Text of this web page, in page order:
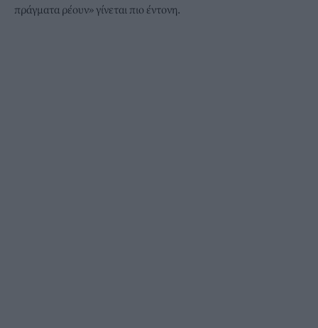
πράγματα ρέουν» γίνεται πιο έντονη.